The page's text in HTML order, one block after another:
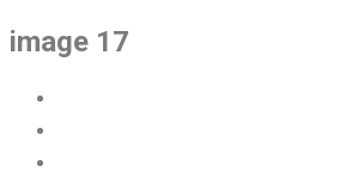
image 17